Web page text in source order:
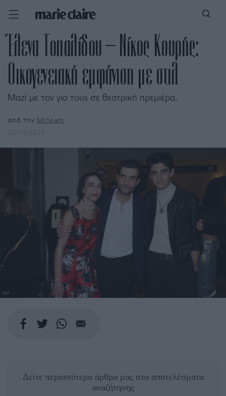
Έλενα Τοπαλίδου – Νίκος Κουρής:
Οικογενειακή εμφάνιση με στιλ
Μαζί με τον γιο τους σε θεατρική πρεμιέρα.
από την Mcteam
NDP
Δείτε περισσότερα άρθρα μας στα αποτελέσματα
αναζήτησης